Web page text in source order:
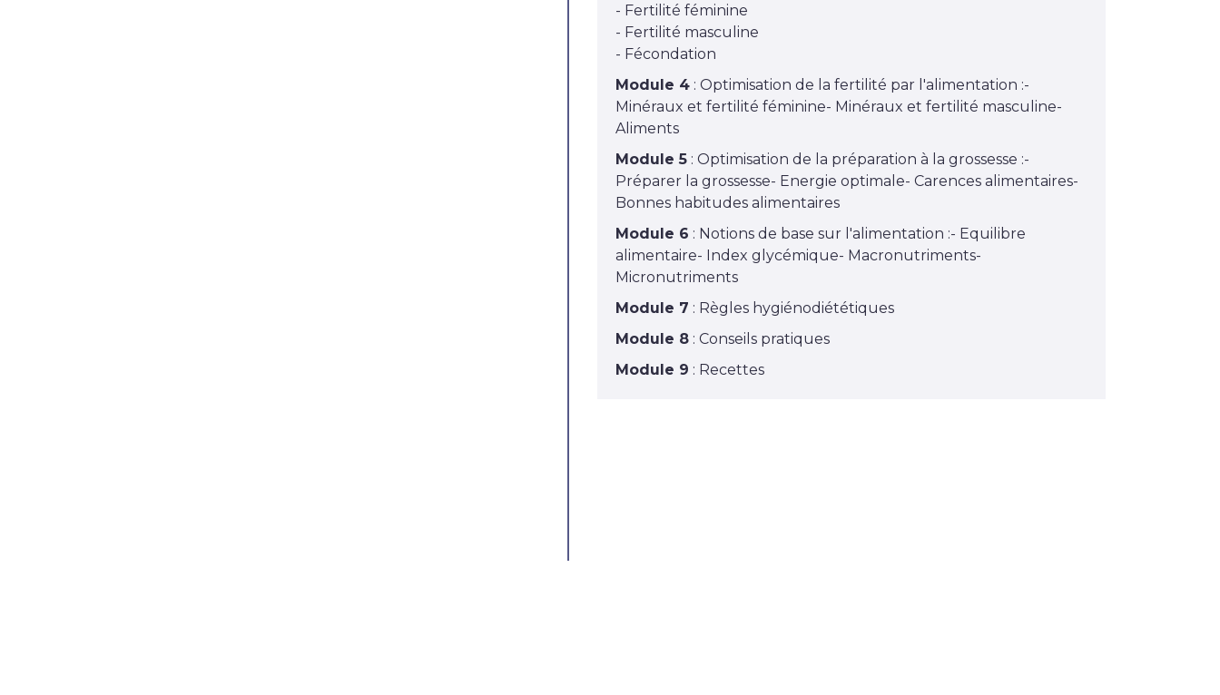
- Fertilité féminine
- Fertilité masculine
- Fécondation
Module 4: Optimisation de la fertilité par l'alimentation :-
Minéraux et fertilité féminine- Minéraux et fertilité masculine-
Aliments
Module 5: Optimisation de la préparation à la grossesse :-
Préparer la grossesse- Energie optimale- Carences alimentaires-
Bonnes habitudes alimentaires
Module 6 : Notions de base sur l'alimentation :- Equilibre
alimentaire- Index glycémique- Macronutriments-
Micronutriments
Module 7 : Règles hygiénodiététiques
Module 8: Conseils pratiques
Module 9 : Recettes